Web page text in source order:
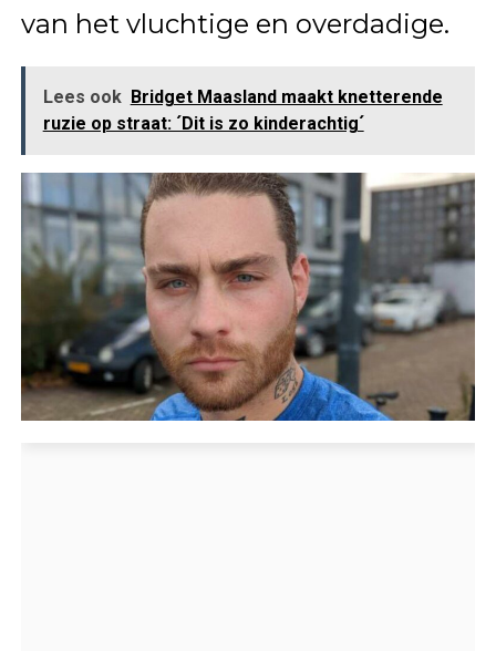
van het vluchtige en overdadige.
Lees ook Bridget Maasland maakt knetterende
ruzie op straat: ´Dit is zo kinderachtig´